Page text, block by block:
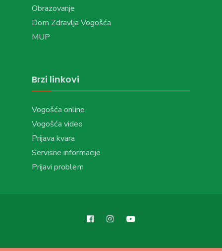
Obrazovanje
Dom Zdravlja Vogošća
MUP
Brzi linkovi
Vogošća online
Vogošća video
Prijava kvara
Servisne informacije
Prijavi problem